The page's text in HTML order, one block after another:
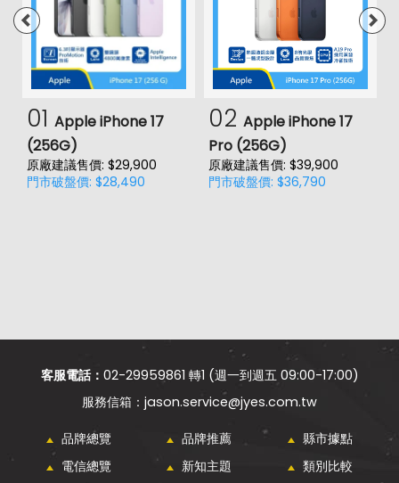
01 Apple iPhone 17
(256G)
原廠建議售價: $29,900
門市破盤價: $28,490
02 Apple iPhone 17
Pro (256G)
原廠建議售價: $39,900
門市破盤價: $36,790
客服電話： 02-29959861 轉1 (週一到週五 09:00-17:00)
jason.service@jyes.com.tw
品牌總覽 品牌推薦
縣市據點
電信總覽
新知主題 類別比較